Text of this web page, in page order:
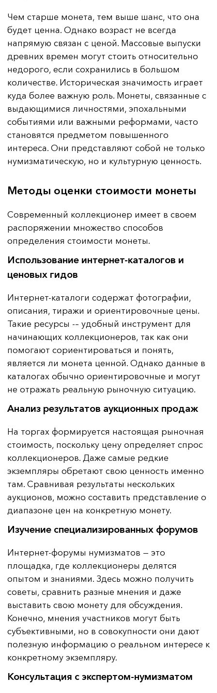
Чем старше монета, тем выше шанс, что она
будет ценна. Однако возраст не всегда
напрямую связан с ценой. Массовые выпуски
древних времен могут стоить относительно
недорого, если сохранились в большом
количестве. Историческая значимость играет
куда более важную роль. Монеты, связанные с
выдающимися личностями, эпохальными
событиями или важными реформами, часто
становятся предметом повышенного
интереса. Они представляют собой не только
нумизматическую, но и культурную ценность.
Методы оценки стоимости монеты
Современный коллекционер имеет в своем
распоряжении множество способов
определения стоимости монеты.
Использование интернет-каталогов и
ценовых гидов
Интернет-каталоги содержат фотографии,
описания, тиражи и ориентировочные цены.
Такие ресурсы -– удобный инструмент для
начинающих коллекционеров, так как они
помогают сориентироваться и понять,
является ли монета ценной. Однако данные в
каталогах обычно ориентировочные и могут
не отражать реальную рыночную ситуацию.
Анализ результатов аукционных продаж
На торгах формируется настоящая рыночная
стоимость, поскольку цену определяет спрос
коллекционеров. Даже самые редкие
экземпляры обретают свою ценность именно
там. Сравнивая результаты нескольких
аукционов, можно составить представление о
диапазоне цен на конкретную монету.
Изучение специализированных форумов
Интернет-форумы нумизматов — это
площадка, где коллекционеры делятся
опытом и знаниями. Здесь можно получить
советы, сравнить разные мнения и даже
выставить свою монету для обсуждения.
Конечно, мнения участников могут быть
субъективными, но в совокупности они дают
полезную информацию о реальном интересе к
конкретному экземпляру.
Консультация с экспертом-нумизматом